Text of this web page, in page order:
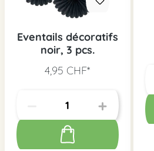
Eventails décoratifs
noir, 3 pcs.
4,95 CHF*